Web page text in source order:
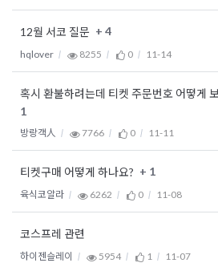
12월 서코 질문 + 4
hqlover 8255 0 11-14
혹시 환불하려는데 티켓 주문번호 어떻게
1
방랑객人 7766 0 11-11
티켓구매 어떻게 하나요? + 1
육식코알라 6262 0 11-08
코스프레 관련
하이젠슬레이 5954 1 11-07